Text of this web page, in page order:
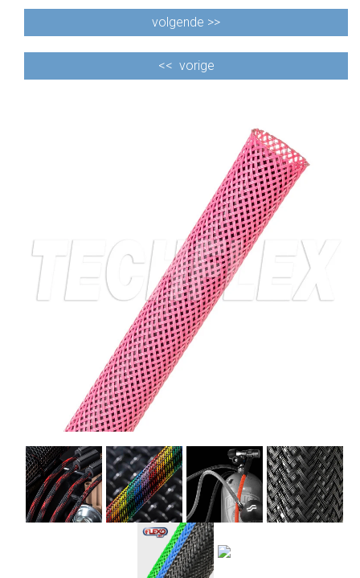
volgende >>
<< vorige